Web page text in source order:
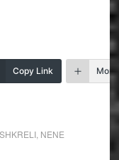
Copy Link More
, NENE